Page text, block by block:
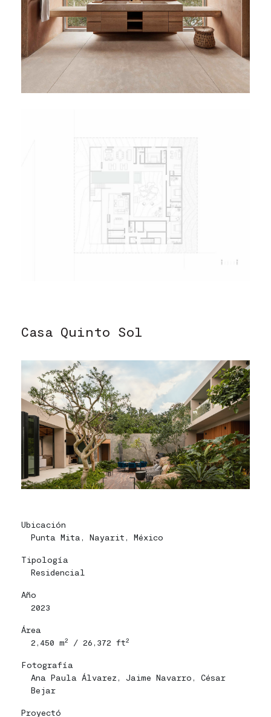
Casa Quinto Sol
Ubicación
Punta Mita, Nayarit, México
Tipología
Residencial
Año
2023
Área
2,450 m2 / 26,372 ft2
Fotografía
Ana Paula Álvarez, Jaime Navarro, César
Bejar
Proyectó